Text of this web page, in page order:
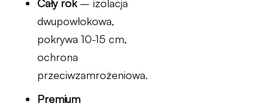
Cały rok– izolacja
dwupowłokowa,
pokrywa 10-15 cm,
ochrona
przeciwzamrożeniowa.
Premium